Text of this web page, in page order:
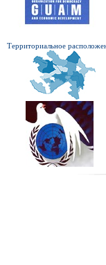
Территориальное